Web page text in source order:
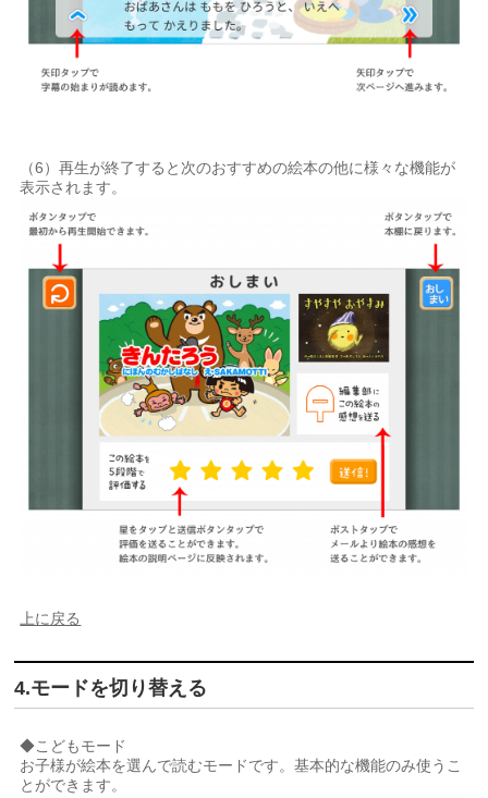
（6）再生が終了すると次のおすすめの絵本の他に様々な機能が
表示されます。
上に戻る
4.モードを切り替える
◆こどもモード
お子様が絵本を選んで読むモードです。基本的な機能のみ使うこ
とができます。